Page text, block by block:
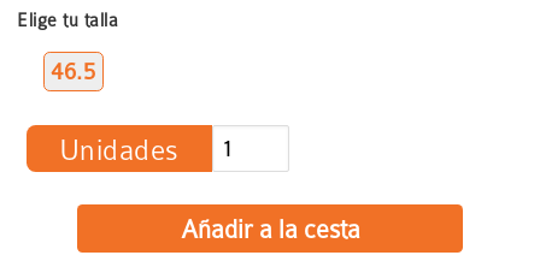
Elige tu talla
46.5
Unidades